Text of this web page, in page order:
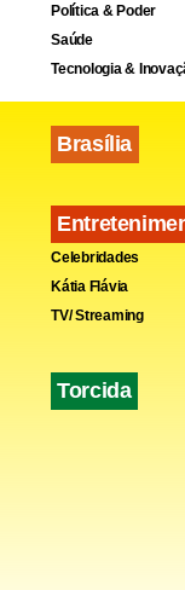
Política & Poder
Saúde
Tecnologia &
Brasília
Celebridades
Kátia Flávia
TV/ Streaming
Torcida